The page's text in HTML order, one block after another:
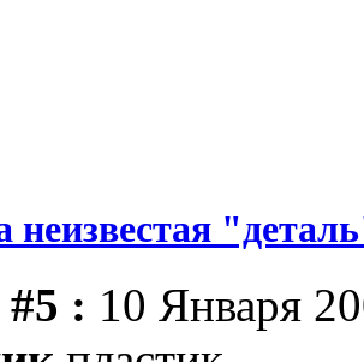
неизвестая
: 10 Января